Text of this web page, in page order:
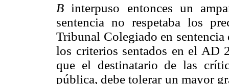
B interpuso entonces un
sentencia no respetaba los
Tribunal Colegiado en
los criterios sentados en el AD
que el destinatario de las
pública, debe tolerar un mayor